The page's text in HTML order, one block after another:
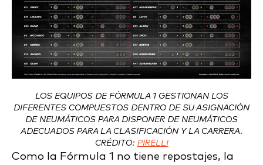
LOS EQUIPOS DE FÓRMULA 1 GESTIONAN LOS
DIFERENTES COMPUESTOS DENTRO DE SU ASIGNACIÓN
DE NEUMÁTICOS PARA DISPONER DE NEUMÁTICOS
ADECUADOS PARA LA CLASIFICACIÓN Y LA CARRERA.
CRÉDITO: PIRELLI
Como la Fórmula 1 no tiene repostajes, la